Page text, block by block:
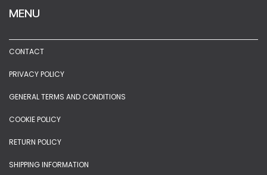
MENU
CONTACT
PRIVACY POLICY
GENERAL TERMS AND CONDITIONS
COOKIE POLICY
RETURN POLICY
SHIPPING INFORMATION